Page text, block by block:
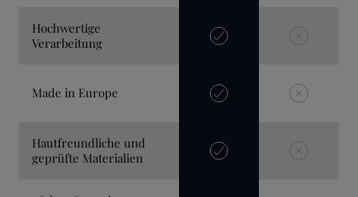
Hochwertige
Verarbeitung
Made in Europe
Hautfreundliche und
geprüfte Materialien